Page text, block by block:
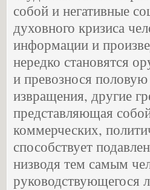
собой и негативные
духовного кризиса
информации и
нередко становятся
и превознося
извращения, другие
представляющая
коммерческих,
способствует
низводя тем самым
руководствующегося